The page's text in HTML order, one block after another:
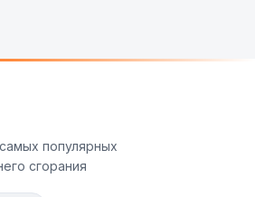
популярных
сгорания